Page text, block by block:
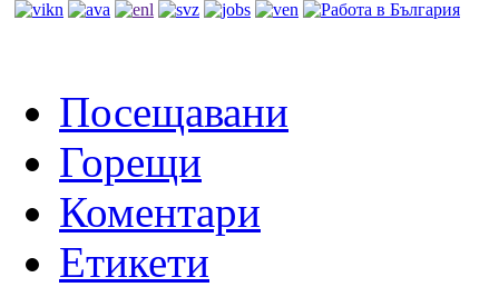
Посещавани
Горещи
Коментари
Етикети